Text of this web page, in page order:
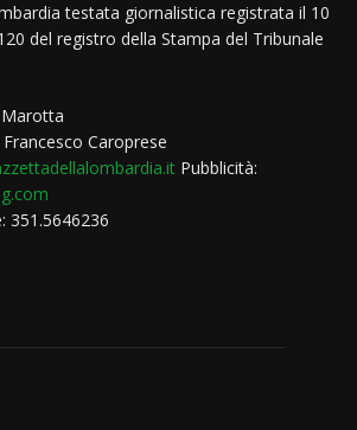
testata giornalistica registrata il 10
del registro della Stampa del Tribunale
Caroprese
Pubblicità:
351.5646236